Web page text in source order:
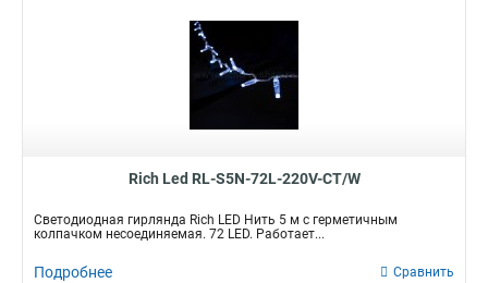
Rich Led RL-S5N-72L-220V-CT/W
Светодиодная гирлянда Rich LED Нить 5 м с герметичным
колпачком несоединяемая. 72 LED. Работает...
Подробнее Сравнить